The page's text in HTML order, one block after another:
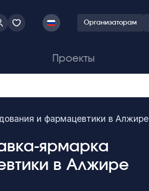
Организаторам
Проекты
и фармацевтики в Алжире
ярмарка
в Алжире